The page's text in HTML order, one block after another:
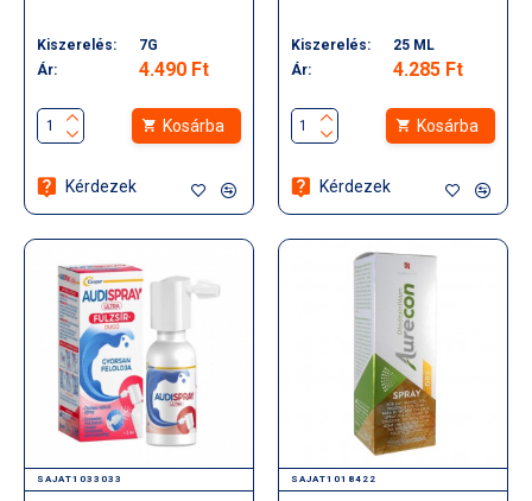
Kiszerelés:
7G
Ár:
4.490 Ft
Kosárba
Kérdezek
Kiszerelés:
25 ML
Ár:
4.285 Ft
Kosárba
Kérdezek
SAJAT1033033 SAJAT1018422